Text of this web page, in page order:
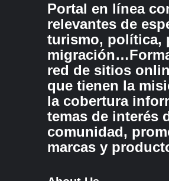
Portal en línea
relevantes de
turismo, política,
red de sitios
que tienen la
la cobertura
temas de interés
comunidad,
marcas y